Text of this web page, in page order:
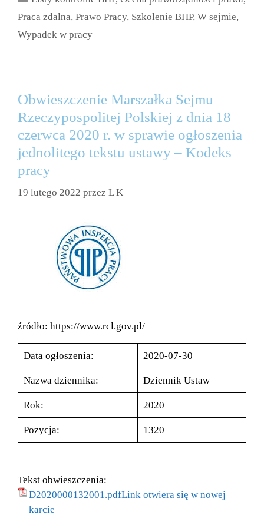
Praca zdalna, Prawo Pracy, Szkolenie BHP, W sejmie,
Wypadek w pracy
Obwieszczenie Marszałka Sejmu
Rzeczypospolitej Polskiej z dnia 18
czerwca 2020 r. w sprawie ogłoszenia
jednolitego tekstu ustawy – Kodeks
pracy
19 lutego 2022 przez L K
źródło: https://www.rcl.gov.pl/
Data ogłoszenia: 2020-07-30
Nazwa dziennika: Dziennik Ustaw
Rok: 2020
Pozycja: 1320
Tekst obwieszczenia:
D2020000132001.pdfLink otwiera się w nowej
karcie